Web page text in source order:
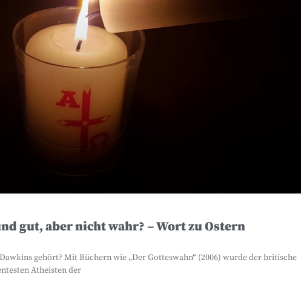
gut, aber nicht wahr? – Wort zu Ostern
gehört? Mit Büchern wie „Der Gotteswahn“ (2006) wurde der britische
Atheisten der